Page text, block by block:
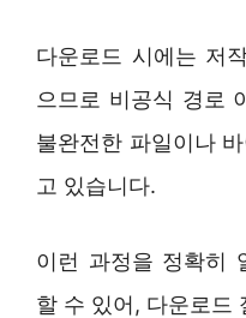
다운로드 시에는 저
으므로 비공식 경로
불완전한 파일이나
고 있습니다.
이런 과정을 정확히
할 수 있어, 다운로드